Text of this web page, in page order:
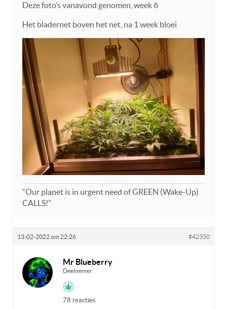
Deze foto’s vanavond genomen, week 6
Het bladernet boven het net, na 1 week bloei
“Our planet is in urgent need of GREEN (Wake-Up)
CALLS!”
13-02-2022 om 22:26 #42350
Mr Blueberry
Deelnemer
78 reacties